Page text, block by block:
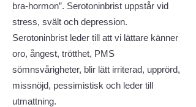
bra-hormon”. Serotoninbrist uppstår vid
stress, svält och depression.
Serotoninbrist leder till att vi lättare känner
oro, ångest, trötthet, PMS
sömnsvårigheter, blir lätt irriterad, upprörd,
missnöjd, pessimistisk och leder till
utmattning.